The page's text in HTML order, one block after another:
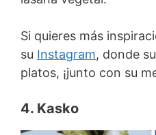
Si quieres más
su Instagram, donde
platos, ¡junto con su
4. Kasko